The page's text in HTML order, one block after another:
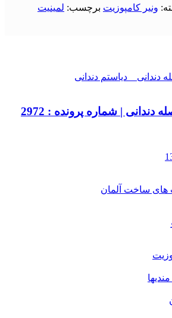
ونیر کامپوزیت برچسب: لمینیت
دندانی | شماره پرونده : 2972
های ساخت آلمان